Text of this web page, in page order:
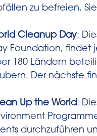
zu befreien.
Cleanup Day:
Foundation, findet
180 Ländern
Der nächste
Up the World:
durchzuführen